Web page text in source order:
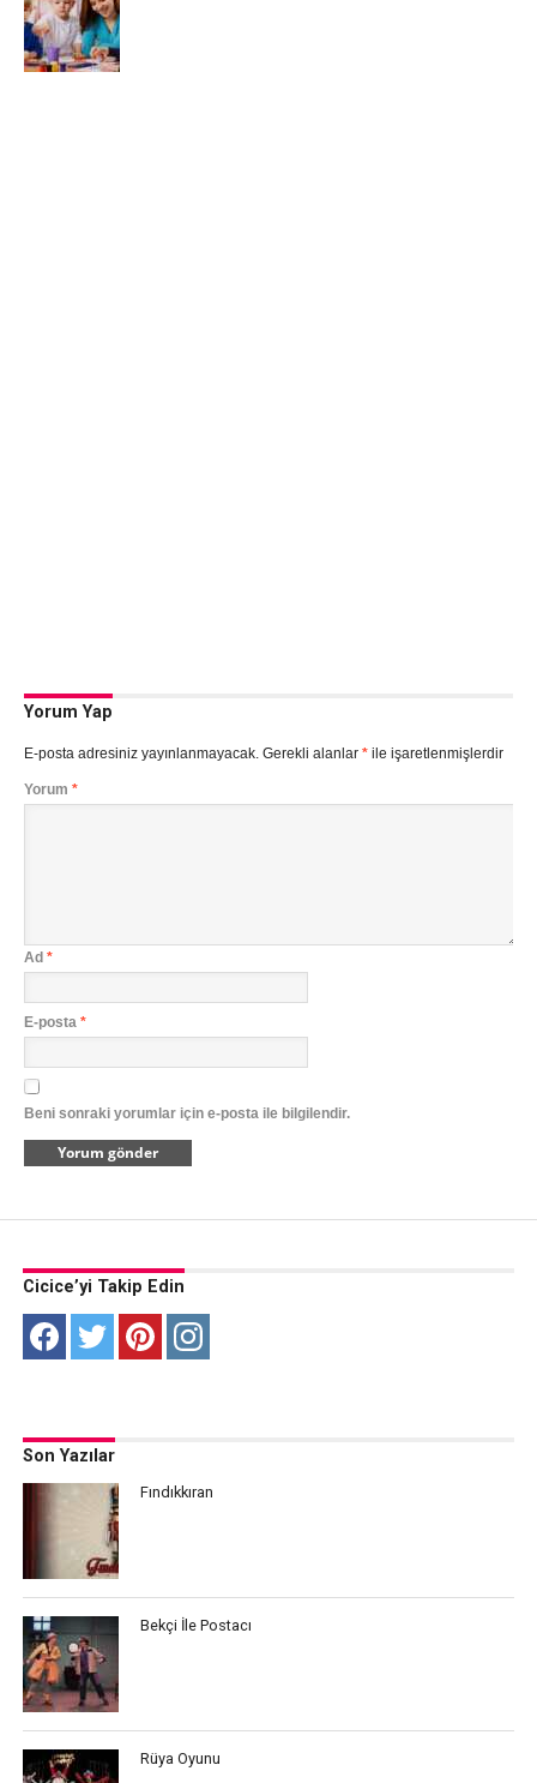
Yorum Yap
E-posta adresiniz yayınlanmayacak. Gerekli alanlar *ile işaretlenmişlerdir
Yorum *
Ad *
E-posta *
Beni sonraki yorumlar için e-posta ile bilgilendir.
Cicice’yi Takip Edin
Son Yazılar
Fındıkkıran
Bekçi İle Postacı
Rüya Oyunu